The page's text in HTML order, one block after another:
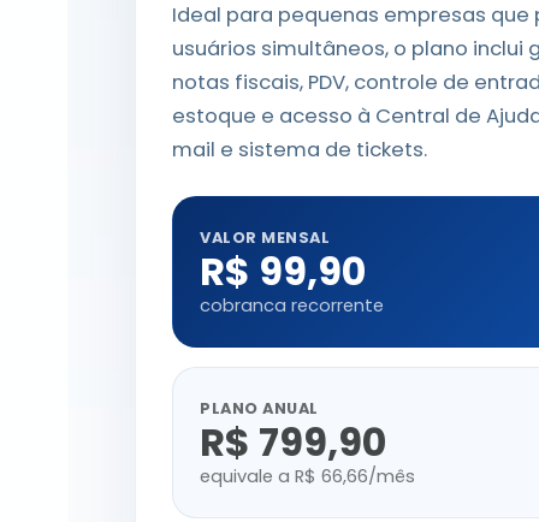
Ideal para pequenas empresas
usuários simultâneos, o plano
notas fiscais, PDV, controle de
estoque e acesso à Central de
mail e sistema de tickets.
VALOR MENSAL
R$ 99,90
cobranca recorrente
PLANO ANUAL
R$ 799,90
equivale a R$ 66,66/mês